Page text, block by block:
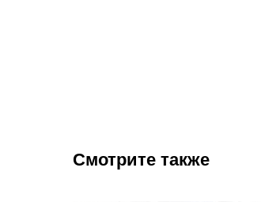
Смотрите также